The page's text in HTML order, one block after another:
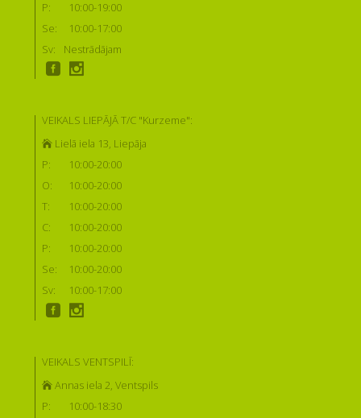
P:
10:00-19:00
Se:
10:00-17:00
Sv:
Nestrādājam
VEIKALS LIEPĀJĀ T/C "Kurzeme":
Lielā iela 13, Liepāja
P:
10:00-20:00
O:
10:00-20:00
T:
10:00-20:00
C:
10:00-20:00
P:
10:00-20:00
Se:
10:00-20:00
Sv:
10:00-17:00
VEIKALS VENTSPILĪ:
Annas iela 2, Ventspils
P:
10:00-18:30